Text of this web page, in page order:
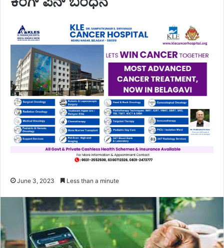
June 3, 2023 Less than a minute